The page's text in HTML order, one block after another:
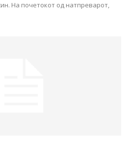
На почетокот од натпреварот,